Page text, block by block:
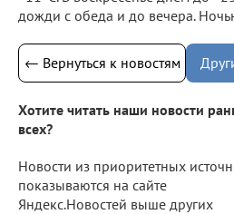
дожди с обеда и до вечера.
← Вернуться к новостям
Хотите читать наши новости
всех?
Новости из приоритетных
показываются на сайте
Яндекс.Новостей выше других